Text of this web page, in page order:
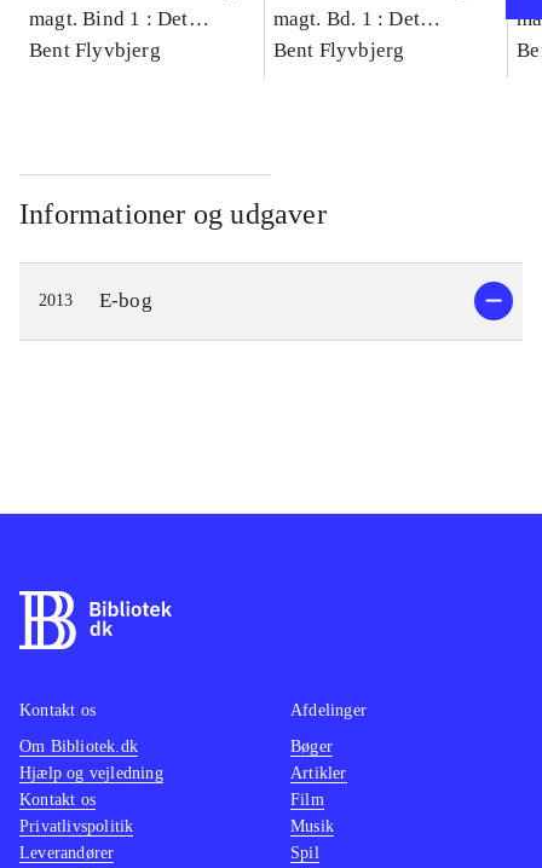
magt. Bind 1 : Det
konkretes videnskab
Bent Flyvbjerg
magt. Bd. 1 : Det
konkretes videnskab
Bent Flyvbjerg
Informationer og udgaver
2013 E-bog
Kontakt os
Om Bibliotek.dk
Hjælp og vejledning
Kontakt os
Privatlivspolitik
Leverandører
Afdelinger
Bøger
Artikler
Film
Musik
Spil